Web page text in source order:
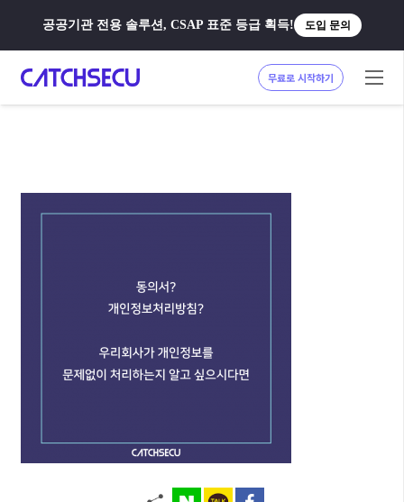
공공기관 전용 솔루션, CSAP 표준 등급 획득! 도입 문의
무료로 시작하기